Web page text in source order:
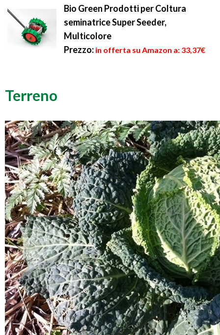
Bio Green Prodotti per Coltura
seminatrice Super Seeder,
Multicolore
Prezzo: in offerta su Amazon a: 33,37€
Terreno